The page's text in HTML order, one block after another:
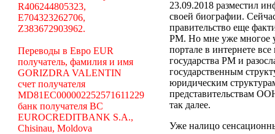
R406244805323,
E704323262706,
Z383672903962.
Переводы в Евро EUR
получатель, фамилия и имя
GORIZDRA VALENTIN
счет получателя
MD81EC000002252571611229
банк получателя BC
EUROCREDITBANK S.A.,
Chisinau, Moldova
23.09.2018 разместил
своей биографии.
правительство еще
РМ. Но мне уже многое
портале в интернете
государства РМ и
государственным
юридическим
представительствам
так далее.
Уже налицо